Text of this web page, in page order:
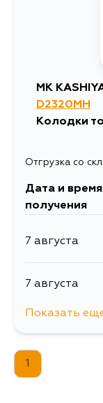
MK
D2320MH
Колодки
Отгрузка со
Дата и время
получения
7 августа
7 августа
10 августа
Показать
1